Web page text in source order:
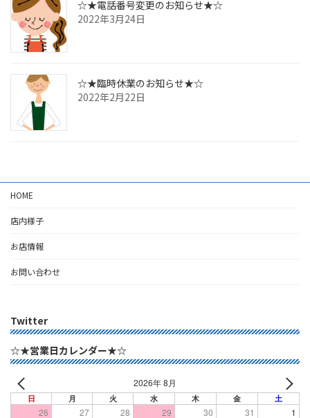
☆★電話番号変更のお知らせ★☆
2022年3月24日
☆★臨時休業のお知らせ★☆
2022年2月22日
HOME
店内様子
お店情報
お問い合わせ
Twitter
☆★営業日カレンダー★☆
2026年 8月
日 月 火 水 木 金 土
26 27 28 29 30 31 1